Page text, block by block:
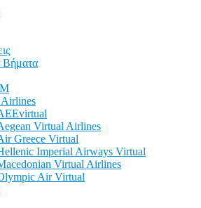
Virtual Airlines
Greece Virtual
Imperial Airways Virtual
Virtual Airlines
Air Virtual